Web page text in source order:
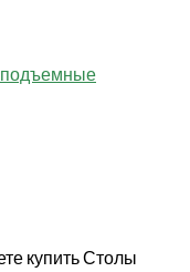
купить Столы